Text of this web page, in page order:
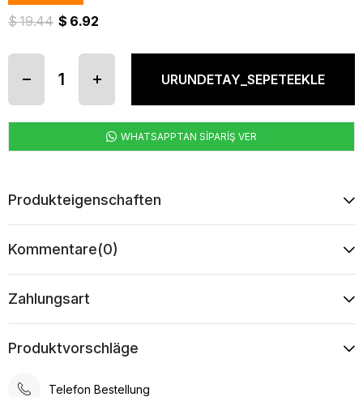
$ 19.44 $ 6.92
WHATSAPPTAN SİPARİŞ VER
Produkteigenschaften
Kommentare(0)
Zahlungsart
Produktvorschläge
Telefon Bestellung